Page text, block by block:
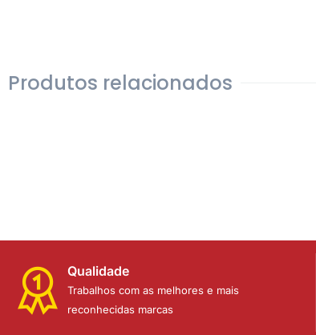
Produtos relacionados
Qualidade
Trabalhos com as melhores e mais
reconhecidas marcas